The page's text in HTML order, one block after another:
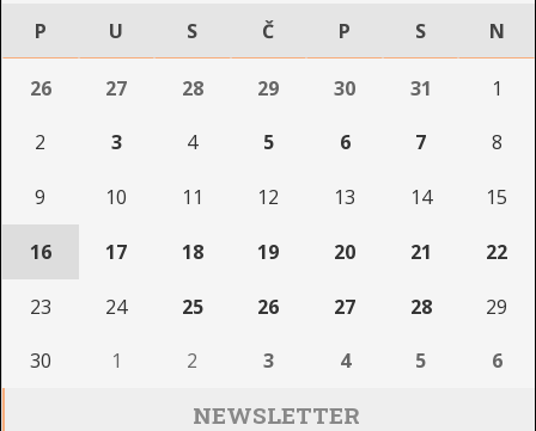
P U S Č P S N
26 27 28 29 30 31 1
2 3 4 5 6 7 8
9 10 11 12 13 14 15
16 17 18 19 20 21 22
23 24 25 26 27 28 29
30 1 2 3 4 5 6
NEWSLETTER